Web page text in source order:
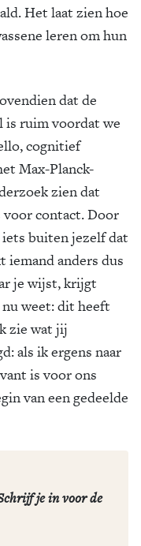
Het laat zien hoe
leren om hun
dat de
is ruim voordat we
cognitief
Max-Planck-
zien dat
voor contact. Door
buiten jezelf dat
iemand anders dus
je wijst, krijgt
weet: dit heeft
zie wat jij
als ik ergens naar
is voor ons
van een gedeelde
je in voor de